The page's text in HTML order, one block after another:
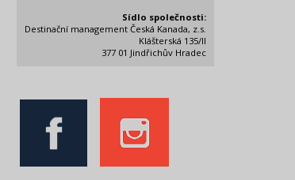
Sídlo společnosti:
Destinační management Česká Kanada, z.s.
Klášterská 135/II
377 01 Jindřichův Hradec